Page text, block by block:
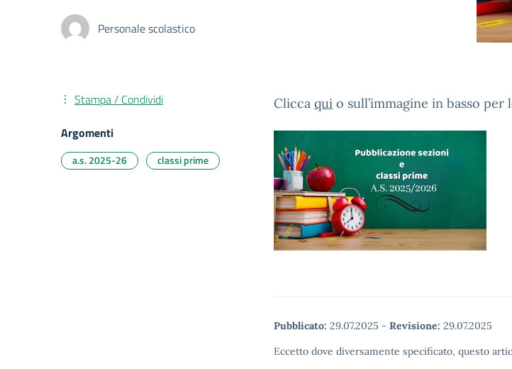
Personale scolastico
Clicca qui o sull’immagine in basso
Pubblicato: 29.07.2025 - Revisione: 29.07.2025
Eccetto dove diversamente specificato, questo
Stampa / Condividi
Argomenti
a.s. 2025-26 classi prime